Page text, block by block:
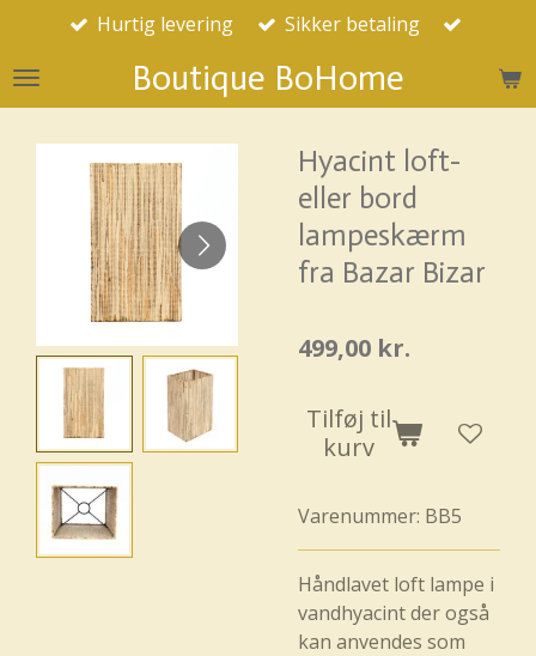
Spring
hovedindhold Boutique BoHome
Hurtig levering Sikker betaling
Hyacint loft-
eller bord
lampeskærm
fra Bazar Bizar
499,00 kr.
Tilføj til
kurv
Varenummer: BB5
Håndlavet loft lampe i
vandhyacint der også
kan anvendes som